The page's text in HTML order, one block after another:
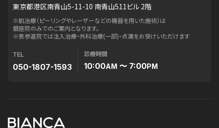
東京都港区南青山5-11-10 南青山511ビル 2階
※肌治療（ピーリングやレーザーなどの機器を用いた施術）は
銀座院のみでのご案内となります。
※表参道院では注入治療・外科治療(一部)・点滴をお受けいただけます
TEL
050-1807-1593
診療時間
10:00AM 〜 7:00PM